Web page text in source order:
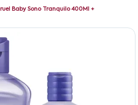
Baby Sono Tranquilo 400Ml +